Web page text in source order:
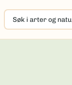
Søk
i
arter